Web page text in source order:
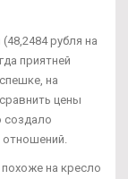
рубля на
приятней
на
цены
создало
на кресло